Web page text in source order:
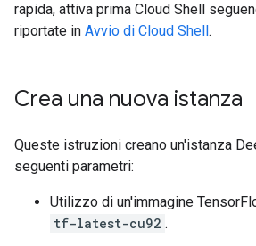
rapida, attiva prima Cloud Shell
riportate in Avvio di Cloud Shell.
Crea una nuova istanza
Queste istruzioni creano un'istanza
seguenti parametri:
Utilizzo di un'immagine
tf-latest-cu92 .